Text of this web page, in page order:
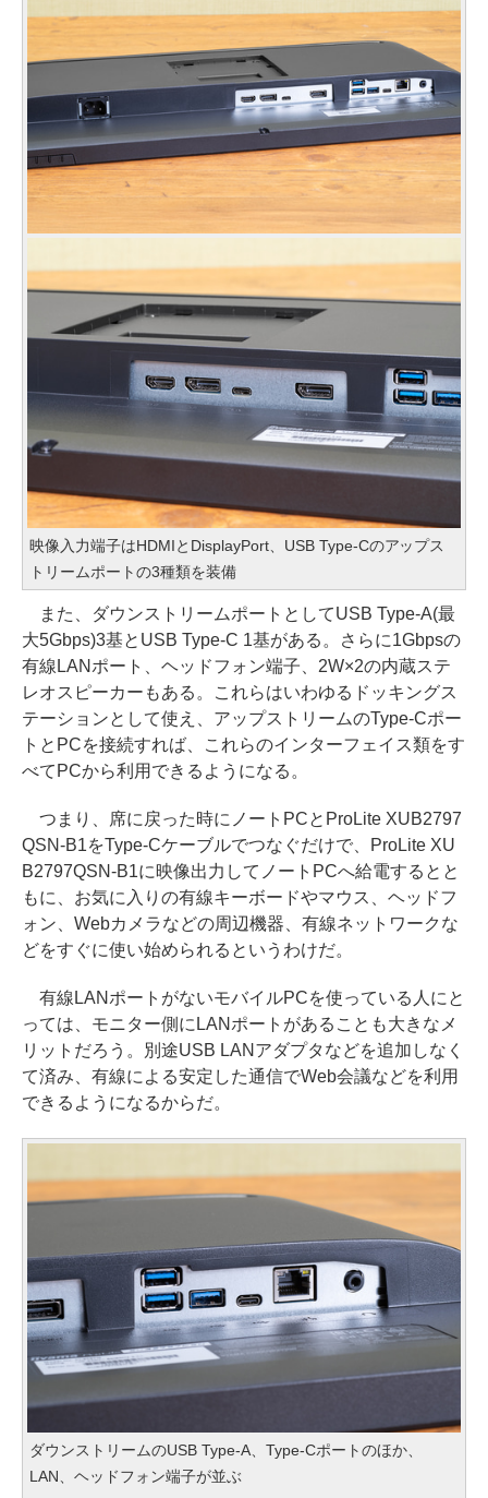
映像入力端子はHDMIとDisplayPort、USB Type-Cのアップス
トリームポートの3種類を装備
また、ダウンストリームポートとしてUSB Type-A(最
大5Gbps)3基とUSB Type-C 1基がある。さらに1Gbpsの
有線LANポート、ヘッドフォン端子、2W×2の内蔵ステ
レオスピーカーもある。これらはいわゆるドッキングス
テーションとして使え、アップストリームのType-Cポー
トとPCを接続すれば、これらのインターフェイス類をす
べてPCから利用できるようになる。
つまり、席に戻った時にノートPCとProLite XUB2797
QSN-B1をType-Cケーブルでつなぐだけで、ProLite XU
B2797QSN-B1に映像出力してノートPCへ給電するとと
もに、お気に入りの有線キーボードやマウス、ヘッドフ
ォン、Webカメラなどの周辺機器、有線ネットワークな
どをすぐに使い始められるというわけだ。
有線LANポートがないモバイルPCを使っている人にと
っては、モニター側にLANポートがあることも大きなメ
リットだろう。別途USB LANアダプタなどを追加しなく
て済み、有線による安定した通信でWeb会議などを利用
できるようになるからだ。
ダウンストリームのUSB Type-A、Type-Cポートのほか、
LAN、ヘッドフォン端子が並ぶ